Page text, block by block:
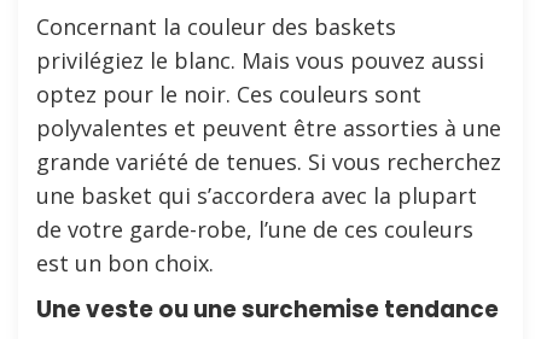
Concernant la couleur des baskets
privilégiez le blanc. Mais vous pouvez aussi
optez pour le noir. Ces couleurs sont
polyvalentes et peuvent être assorties à une
grande variété de tenues. Si vous recherchez
une basket qui s’accordera avec la plupart
de votre garde-robe, l’une de ces couleurs
est un bon choix.
Une veste ou une surchemise tendance